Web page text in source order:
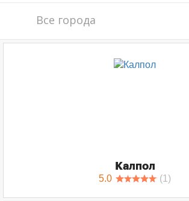
Все города
Калпол
5.0 (1 )